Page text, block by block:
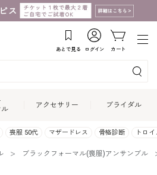
あとで見る ログイン カート
ル
アクセサリー ブライダル
喪服 50代 マザードレス 骨格診断 トロ
ブラックフォーマル(喪服)アンサンブル